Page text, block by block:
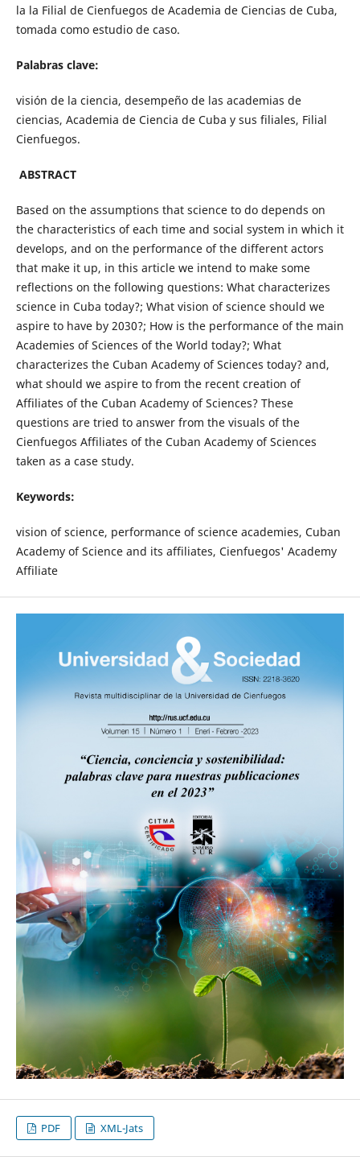
la la Filial de Cienfuegos de Academia de Ciencias de Cuba,
tomada como estudio de caso.
Palabras clave:
visión de la ciencia, desempeño de las academias de
ciencias, Academia de Ciencia de Cuba y sus filiales, Filial
Cienfuegos.
ABSTRACT
Based on the assumptions that science to do depends on
the characteristics of each time and social system in which it
develops, and on the performance of the different actors
that make it up, in this article we intend to make some
reflections on the following questions: What characterizes
science in Cuba today?; What vision of science should we
aspire to have by 2030?; How is the performance of the main
Academies of Sciences of the World today?; What
characterizes the Cuban Academy of Sciences today? and,
what should we aspire to from the recent creation of
Affiliates of the Cuban Academy of Sciences? These
questions are tried to answer from the visuals of the
Cienfuegos Affiliates of the Cuban Academy of Sciences
taken as a case study.
Keywords:
vision of science, performance of science academies, Cuban
Academy of Science and its affiliates, Cienfuegos' Academy
Affiliate
PDF XML-Jats